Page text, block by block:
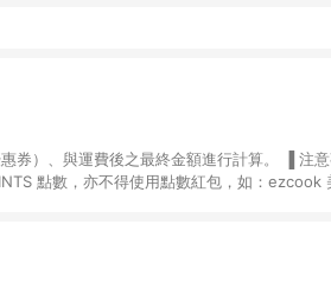
點數，亦不得使用點數紅包，如：ezcook